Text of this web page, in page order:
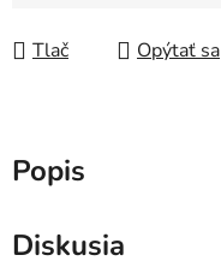
Tlač Opýtať sa
Popis
Diskusia